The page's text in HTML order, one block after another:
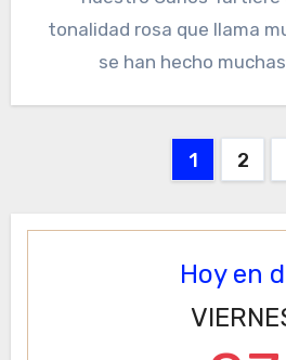
tonalidad rosa que llama
se han hecho
Paginación1 2
Hoy en